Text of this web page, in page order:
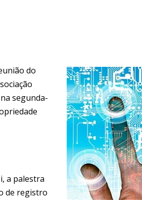
do
segunda-
a palestra
de registro